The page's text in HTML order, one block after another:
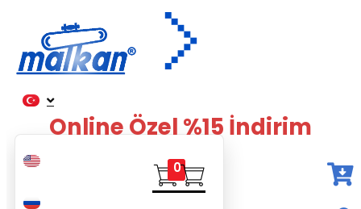
Online Özel %15 İndirim
0
Malkan; 1971'den Bugüne
Ütü ve Pres Makineleri